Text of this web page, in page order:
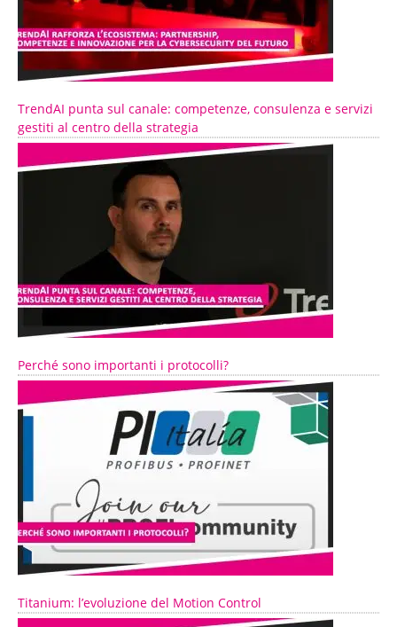
TrendAI punta sul canale: competenze, consulenza e servizi
gestiti al centro della strategia
Perché sono importanti i protocolli?
Titanium: l’evoluzione del Motion Control